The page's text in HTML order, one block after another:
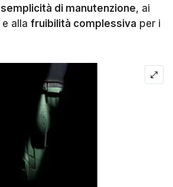
semplicità di manutenzione, ai
e alla fruibilità complessiva per i